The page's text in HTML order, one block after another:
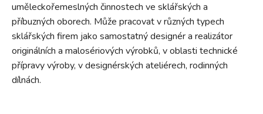
uměleckořemeslných činnostech ve sklářských a
příbuzných oborech. Může pracovat v různých typech
sklářských firem jako samostatný designér a realizátor
originálních a malosériových výrobků, v oblasti technické
přípravy výroby, v designérských ateliérech, rodinných
dílnách.